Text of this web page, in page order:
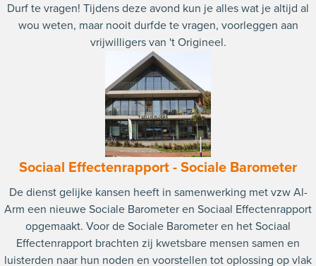
Durf te vragen! Tijdens deze avond kun je alles wat je altijd al
wou weten, maar nooit durfde te vragen, voorleggen aan
vrijwilligers van 't Origineel.
Sociaal Effectenrapport - Sociale Barometer
De dienst gelijke kansen heeft in samenwerking met vzw Al-
Arm een nieuwe Sociale Barometer en Sociaal Effectenrapport
opgemaakt. Voor de Sociale Barometer en het Sociaal
Effectenrapport brachten zij kwetsbare mensen samen en
luisterden naar hun noden en voorstellen tot oplossing op vlak